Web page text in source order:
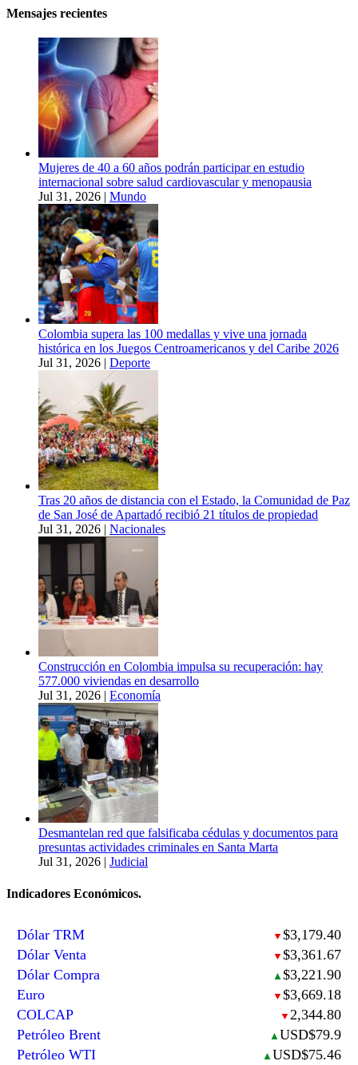
Mensajes recientes
Mujeres de 40 a 60 años podrán participar en estudio
internacional sobre salud cardiovascular y menopausia
Jul 31, 2026 | Mundo
Colombia supera las 100 medallas y vive una jornada
histórica en los Juegos Centroamericanos y del Caribe 2026
Jul 31, 2026 | Deporte
Tras 20 años de distancia con el Estado, la Comunidad de Paz
de San José de Apartadó recibió 21 títulos de propiedad
Jul 31, 2026 | Nacionales
Construcción en Colombia impulsa su recuperación: hay
577.000 viviendas en desarrollo
Jul 31, 2026 | Economía
Desmantelan red que falsificaba cédulas y documentos para
presuntas actividades criminales en Santa Marta
Jul 31, 2026 | Judicial
Indicadores Económicos.
Dólar TRM ▼ $3,179.40
Dólar Venta
▼ $3,361.67
Dólar Compra
▲ $3,221.90
Euro
▼ $3,669.18
COLCAP
▼ 2,344.80
Petróleo Brent
▲ USD$79.9
Petróleo WTI
▲ USD$75.46